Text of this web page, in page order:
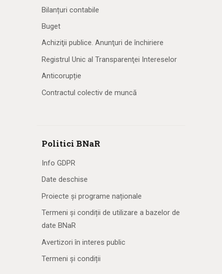
Bilanțuri contabile
Buget
Achiziţii publice. Anunţuri de închiriere
Registrul Unic al Transparenţei Intereselor
Anticorupție
Contractul colectiv de muncă
Politici BNaR
Info GDPR
Date deschise
Proiecte și programe naționale
Termeni și condiții de utilizare a bazelor de
date BNaR
Avertizori în interes public
Termeni și condiții